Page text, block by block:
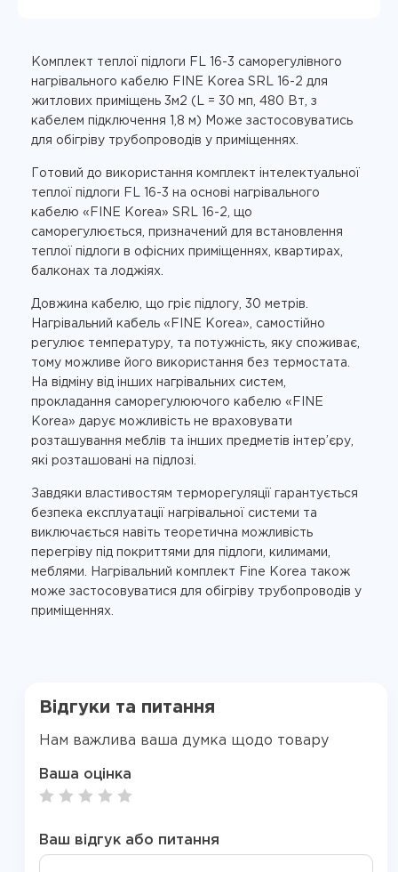
Комплект теплої підлоги FL 16-3 саморегулівного
нагрівального кабелю FINE Korea SRL 16-2 для
житлових приміщень 3м2 (L = 30 мп, 480 Вт, з
кабелем підключення 1,8 м) Може застосовуватись
для обігріву трубопроводів у приміщеннях.
Готовий до використання комплект інтелектуальної
теплої підлоги FL 16-3 на основі нагрівального
кабелю «FINE Korea» SRL 16-2, що
саморегулюється, призначений для встановлення
теплої підлоги в офісних приміщеннях, квартирах,
балконах та лоджіях.
Довжина кабелю, що гріє підлогу, 30 метрів.
Нагрівальний кабель «FINE Korea», самостійно
регулює температуру, та потужність, яку споживає,
тому можливе його використання без термостата.
На відміну від інших нагрівальних систем,
прокладання саморегулюючого кабелю «FINE
Korea» дарує можливість не враховувати
розташування меблів та інших предметів інтер’єру,
які розташовані на підлозі.
Завдяки властивостям терморегуляції гарантується
безпека експлуатації нагрівальної системи та
виключається навіть теоретична можливість
перегріву під покриттями для підлоги, килимами,
меблями. Нагрівальний комплект Fine Korea також
може застосовуватися для обігріву трубопроводів у
приміщеннях.
Відгуки та питання
Нам важлива ваша думка щодо товару
Ваша оцінка
Ваш відгук або питання